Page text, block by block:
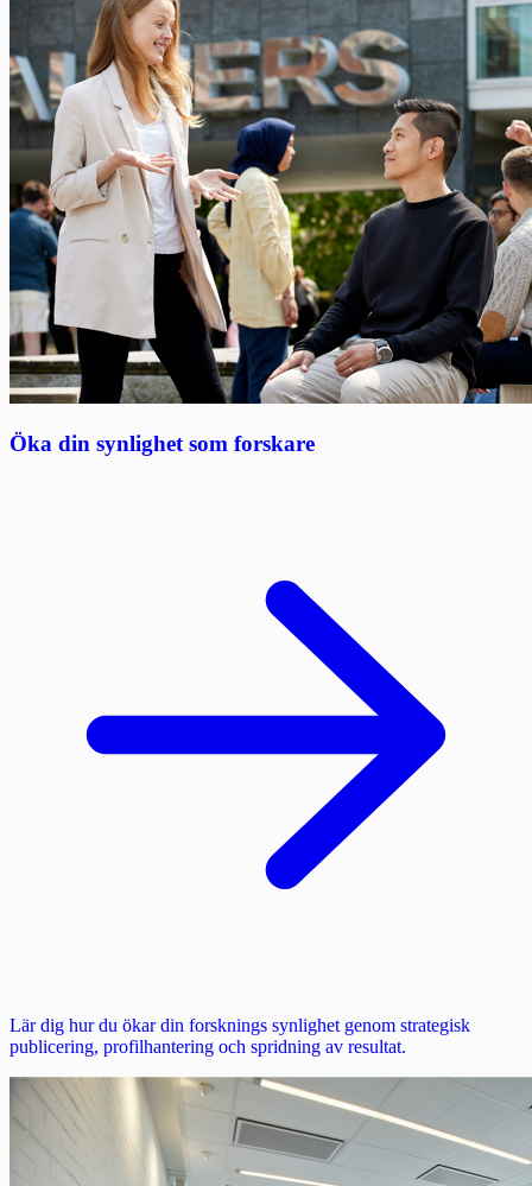
Öka din synlighet som forskare
Lär dig hur du ökar din forsknings synlighet genom strategisk
publicering, profilhantering och spridning av resultat.